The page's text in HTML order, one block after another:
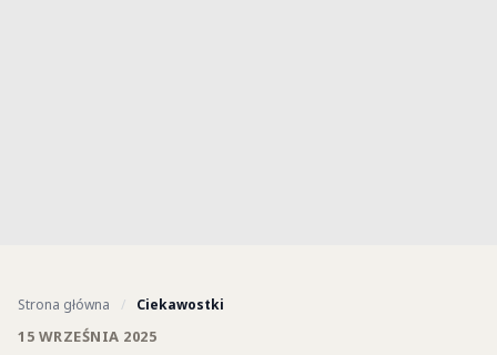
Strona główna / Ciekawostki
15 WRZEŚNIA 2025